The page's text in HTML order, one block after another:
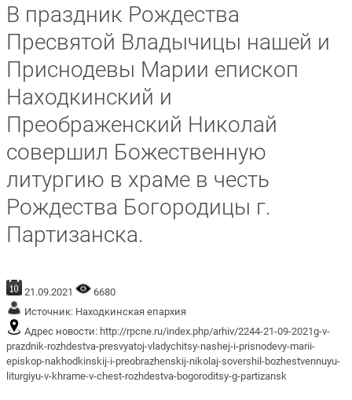
В праздник Рождества
Пресвятой Владычицы нашей и
Приснодевы Марии епископ
Находкинский и
Преображенский Николай
совершил Божественную
литургию в храме в честь
Рождества Богородицы г.
Партизанска.
21.09.2021
6680
Источник: Находкинская епархия
Адрес новости: http://rpcne.ru/index.php/arhiv/2244-21-09-2021g-v-
prazdnik-rozhdestva-presvyatoj-vladychitsy-nashej-i-prisnodevy-marii-
episkop-nakhodkinskij-i-preobrazhenskij-nikolaj-sovershil-bozhestvennuyu-
liturgiyu-v-khrame-v-chest-rozhdestva-bogoroditsy-g-partizansk